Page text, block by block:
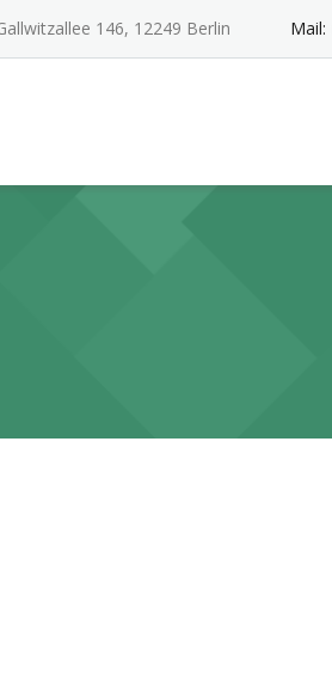
146, 12249 Berlin Mail: